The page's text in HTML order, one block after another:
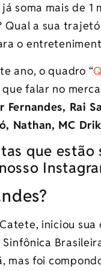
soma mais de 1
Qual a sua
o
ano, o quadro “
falar no
Rai
Nathan, MC
que
iniciou
mas foi